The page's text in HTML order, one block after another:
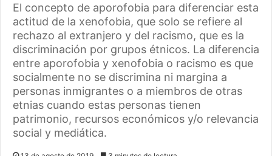
El concepto de aporofobia para diferenciar esta
actitud de la xenofobia, que solo se refiere al
rechazo al extranjero y del racismo, que es la
discriminación por grupos étnicos. La diferencia
entre aporofobia y xenofobia o racismo es que
socialmente no se discrimina ni margina a
personas inmigrantes o a miembros de otras
etnias cuando estas personas tienen
patrimonio, recursos económicos y/o relevancia
social y mediática.